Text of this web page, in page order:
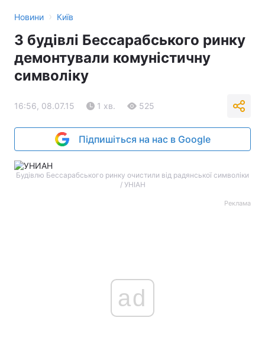
Новини › Київ
З будівлі Бессарабського ринку
демонтували комуністичну
символіку
16:56, 08.07.15 1 хв. 525
Підпишіться на нас в Google
Будівлю Бессарабського ринку очистили від радянської символіки
/ УНІАН
Реклама
ad